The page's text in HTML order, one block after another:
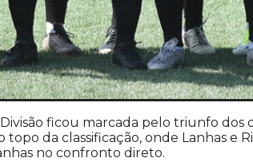
Divisão ficou marcada pelo triunfo
da classificação, onde Lanhas e
no confronto direto.